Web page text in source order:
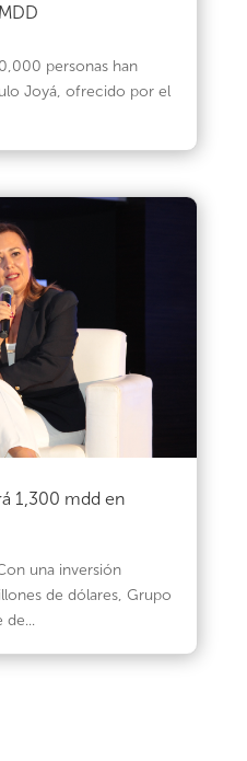
personas han
Joyá, ofrecido por el
1,300 mdd en
una inversión
de dólares, Grupo
de...